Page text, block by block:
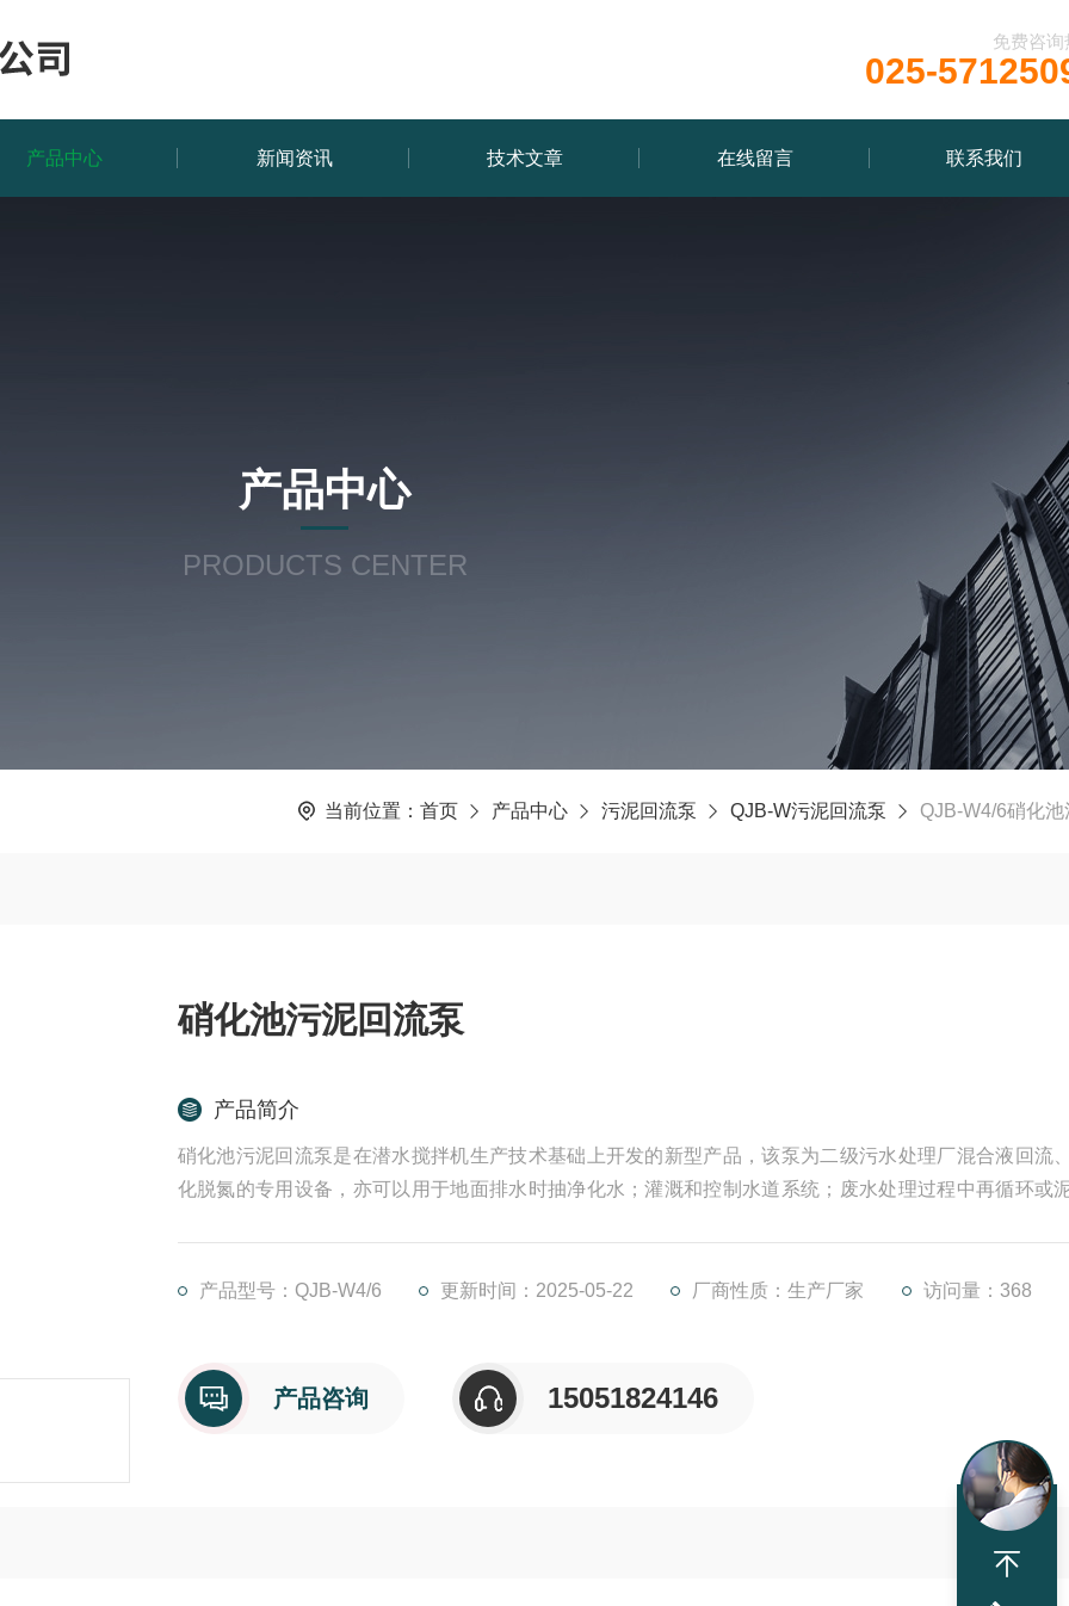
免费咨询
025-
产品中心 新闻资讯 技术文章 在线留言 联系我们
产品中心
PRODUCTS CENTER
当前位置： 首页 产品中心 污泥回流泵 QJB-W污泥回流泵 QJB-W4/6硝化
硝化池污泥回流泵
产品简介
硝化池污泥回流泵是在潜水搅拌机生产技术基础上开发的新型产品，该泵为二级污水处理厂混合液回流
化脱氮的专用设备，亦可以用于地面排水时抽净化水；灌溉和控制水道系统；废水处理过程中再循环或
产品型号：QJB-W4/6 更新时间：2025-05-22 厂商性质：生产厂家 访问量：368
产品咨询 15051824146